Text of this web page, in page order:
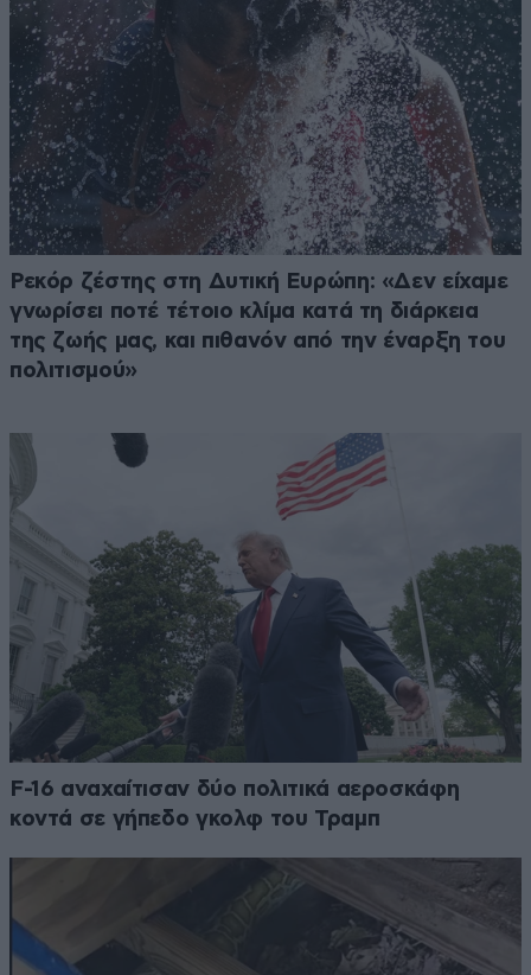
Ρεκόρ ζέστης στη Δυτική Ευρώπη: «Δεν είχαμε
γνωρίσει ποτέ τέτοιο κλίμα κατά τη διάρκεια
της ζωής μας, και πιθανόν από την έναρξη του
πολιτισμού»
F-16 αναχαίτισαν δύο πολιτικά αεροσκάφη
κοντά σε γήπεδο γκολφ του Τραμπ